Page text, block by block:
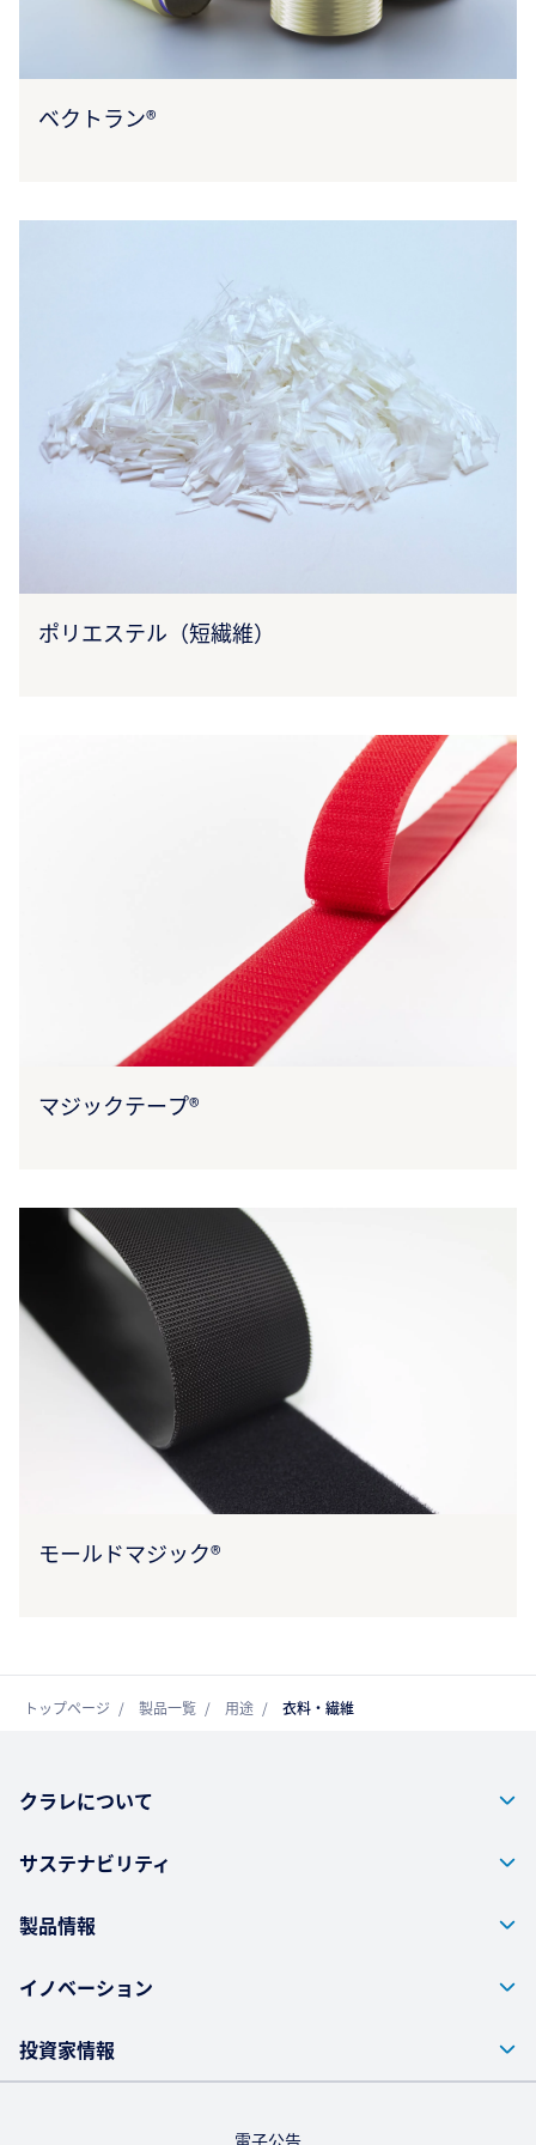
ベクトラン®
ポリエステル（短繊維）
マジックテープ®
モールドマジック®
トップページ 製品一覧 用途 衣料・繊維
クラレについて
サステナビリティ
製品情報
イノベーション
投資家情報
電子公告